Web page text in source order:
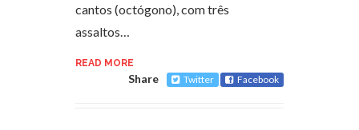
cantos (octógono), com três
assaltos…
READ MORE
Share Twitter Facebook